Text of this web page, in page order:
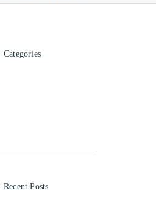
Categories
Recent Posts